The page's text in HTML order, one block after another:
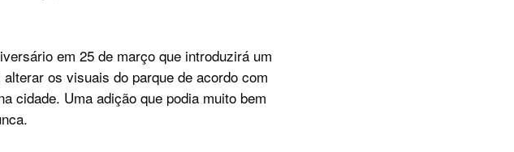
em 25 de março que introduzirá um
os visuais do parque de acordo com
cidade. Uma adição que podia muito bem